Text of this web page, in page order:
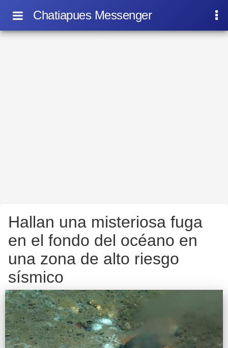
Chatiapues Messenger
Hallan una misteriosa fuga
en el fondo del océano en
una zona de alto riesgo
sísmico